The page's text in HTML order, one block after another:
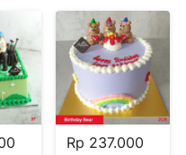
Rp 237.000